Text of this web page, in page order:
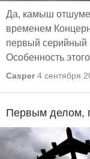
Да, камыш
временем
первый серийный
Особенность
Casper4 сентября
Первым делом,